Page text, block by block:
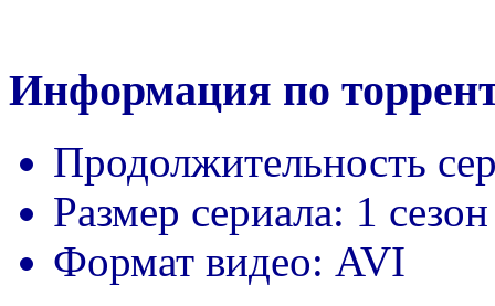
Информация по
Продолжительность
Размер сериала: 1
Формат видео: AVI